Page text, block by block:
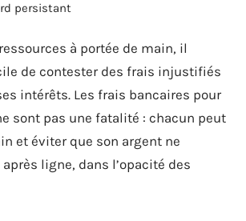
persistant
à portée de main, il
de contester des frais injustifiés
intérêts. Les frais bancaires pour
sont pas une fatalité : chacun peut
et éviter que son argent ne
après ligne, dans l’opacité des